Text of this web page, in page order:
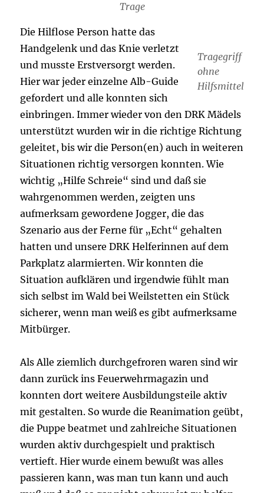
Trage
Tragegriff
ohne
Hilfsmittel
Die Hilflose Person hatte das
Handgelenk und das Knie verletzt
und musste Erstversorgt werden.
Hier war jeder einzelne Alb-Guide
gefordert und alle konnten sich
einbringen. Immer wieder von den DRK Mädels
unterstützt wurden wir in die richtige Richtung
geleitet, bis wir die Person(en) auch in weiteren
Situationen richtig versorgen konnten. Wie
wichtig „Hilfe Schreie“ sind und daß sie
wahrgenommen werden, zeigten uns
aufmerksam gewordene Jogger, die das
Szenario aus der Ferne für „Echt“ gehalten
hatten und unsere DRK Helferinnen auf dem
Parkplatz alarmierten. Wir konnten die
Situation aufklären und irgendwie fühlt man
sich selbst im Wald bei Weilstetten ein Stück
sicherer, wenn man weiß es gibt aufmerksame
Mitbürger.
Als Alle ziemlich durchgefroren waren sind wir
dann zurück ins Feuerwehrmagazin und
konnten dort weitere Ausbildungsteile aktiv
mit gestalten. So wurde die Reanimation geübt,
die Puppe beatmet und zahlreiche Situationen
wurden aktiv durchgespielt und praktisch
vertieft. Hier wurde einem bewußt was alles
passieren kann, was man tun kann und auch